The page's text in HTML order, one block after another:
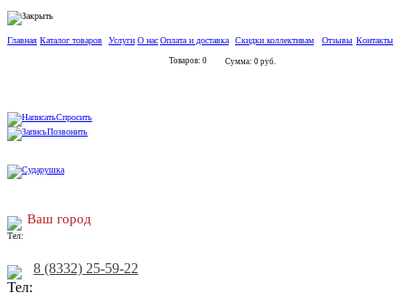
Главная Каталог товаров Услуги О насОплата и доставка Скидки коллективам Отзывы Контакты
Товаров: 0 Сумма: 0 руб.
Спросить
Позвонить
Ваш город
8 (8332) 25-59-22